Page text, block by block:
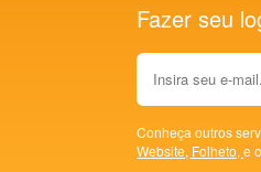
Fazer seu
Conheça outros
Website, Folheto, e